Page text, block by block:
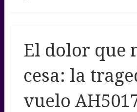
El dolor que
cesa: la
vuelo